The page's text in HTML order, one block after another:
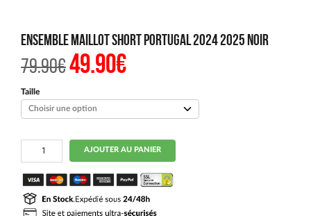
Ensemble Maillot Short Portugal 2024 2025 Noir
79.90€Le
prix
était :
79.90€.
49.90€Le
prix
est :
49.90€.
Taille
quantité
Ensemble
Maillot
Short
Portugal
2024
AJOUTER AU PANIER